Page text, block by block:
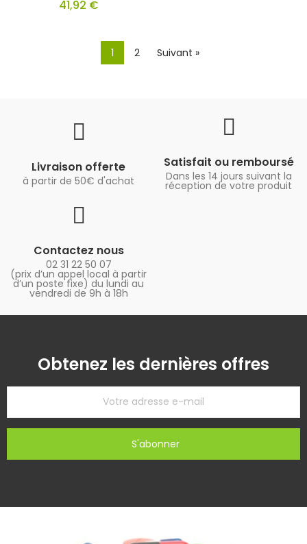
41,92 €
1 2 Suivant »
Livraison offerte
à partir de 50€ d'achat
Satisfait ou remboursé
Dans les 14 jours suivant la
réception de votre produit
Contactez nous
02 31 22 50 07
(prix d’un appel local à partir
d’un poste fixe) du lundi au
vendredi de 9h à 18h
Obtenez les dernières offres
S'abonner